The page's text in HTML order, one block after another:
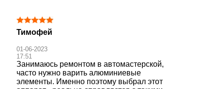
Тимофей
01-06-2023
17:51
Занимаюсь ремонтом в автомастерской,
часто нужно варить алюминиевые
элементы. Именно поэтому выбрал этот